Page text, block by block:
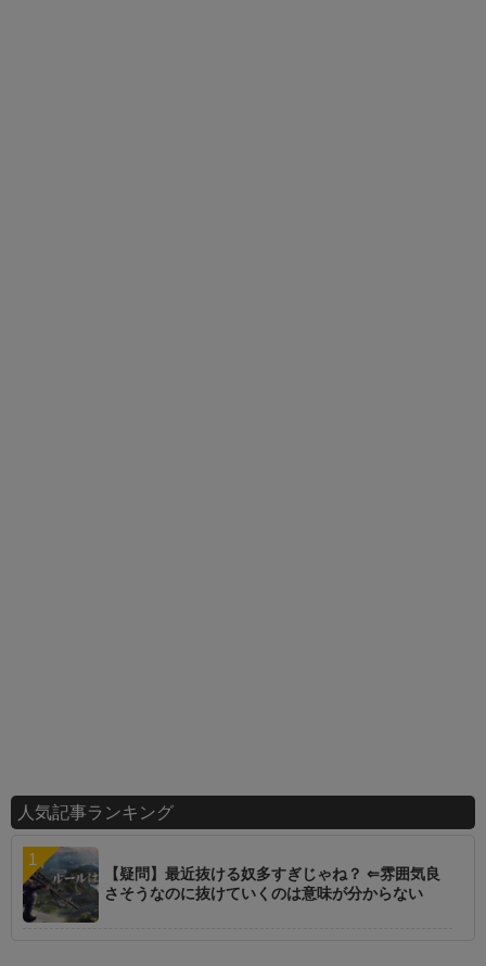
人気記事ランキング
【疑問】最近抜ける奴多すぎじゃね？ ⇐雰囲気良
さそうなのに抜けていくのは意味が分からない